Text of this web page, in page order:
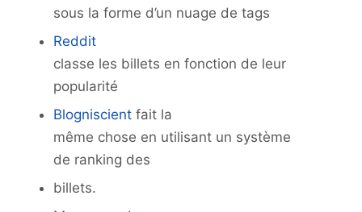
sous la forme d’un nuage de tags
Reddit
classe les billets en fonction de leur
popularité
Blogniscientfait la
même chose en utilisant un système
de ranking des
billets.